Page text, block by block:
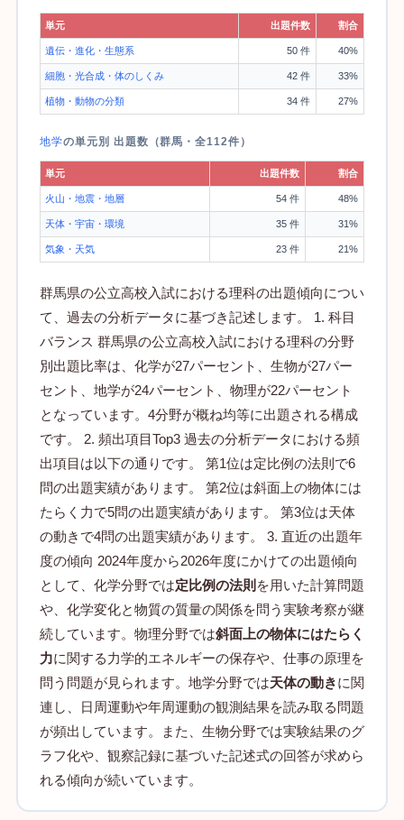
単元 出題件数 割合
遺伝・進化・生態系 50 件 40%
細胞・光合成・体のしくみ 42 件 33%
植物・動物の分類 34 件 27%
地学の単元別 出題数（群馬・全112件）
単元 出題件数 割合
火山・地震・地層 54 件 48%
天体・宇宙・環境 35 件 31%
気象・天気 23 件 21%
群馬県の公立高校入試における理科の出題傾向につい
て、過去の分析データに基づき記述します。 1. 科目
バランス 群馬県の公立高校入試における理科の分野
別出題比率は、化学が27パーセント、生物が27パー
セント、地学が24パーセント、物理が22パーセント
となっています。4分野が概ね均等に出題される構成
です。 2. 頻出項目Top3 過去の分析データにおける頻
出項目は以下の通りです。 第1位は定比例の法則で6
問の出題実績があります。 第2位は斜面上の物体には
たらく力で5問の出題実績があります。 第3位は天体
の動きで4問の出題実績があります。 3. 直近の出題年
度の傾向 2024年度から2026年度にかけての出題傾向
として、化学分野では定比例の法則 を用いた計算問題
や、化学変化と物質の質量の関係を問う実験考察が継
続しています。物理分野では斜面上の物体にはたらく
力に関する力学的エネルギーの保存や、仕事の原理を
問う問題が見られます。地学分野では天体の動きに関
連し、日周運動や年周運動の観測結果を読み取る問題
が頻出しています。また、生物分野では実験結果のグ
ラフ化や、観察記録に基づいた記述式の回答が求めら
れる傾向が続いています。